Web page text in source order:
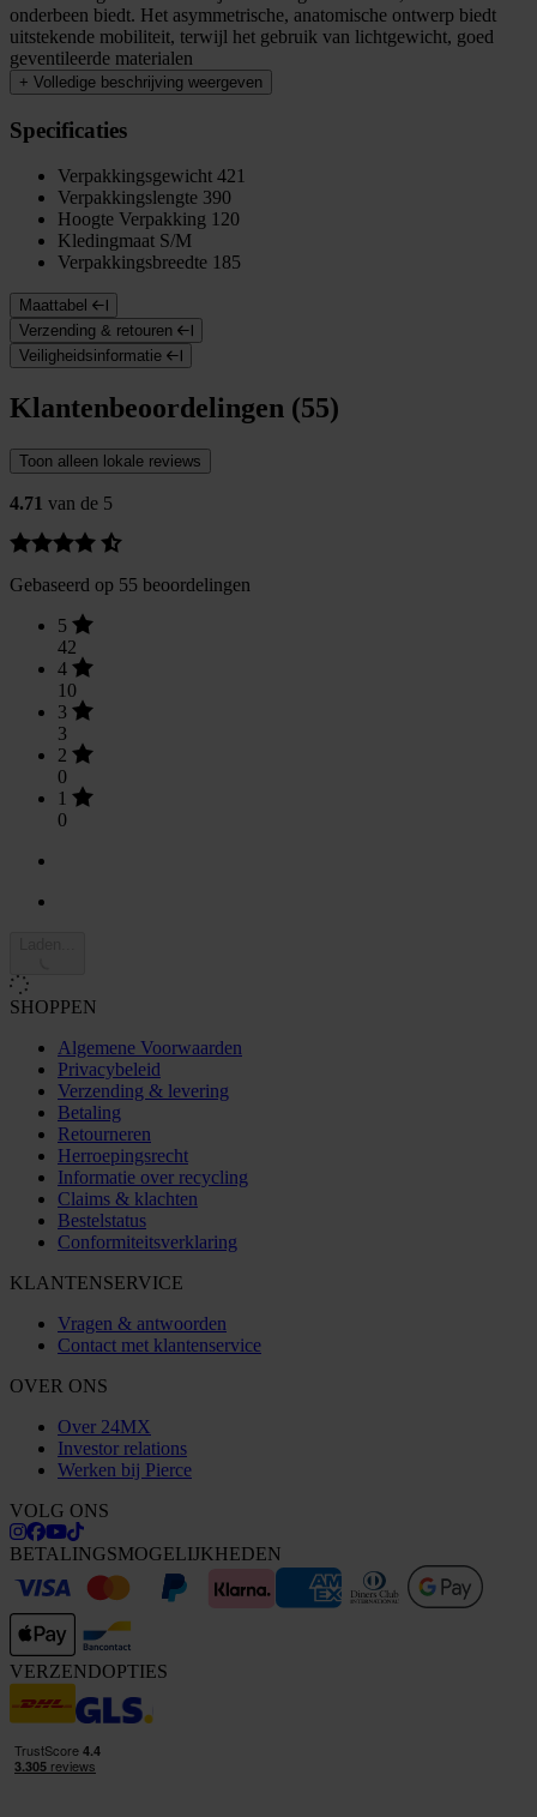
onderbeen biedt. Het asymmetrische, anatomische ontwerp biedt
uitstekende mobiliteit, terwijl het gebruik van lichtgewicht, goed
geventileerde materialen
+ Volledige beschrijving weergeven
Specificaties
Verpakkingsgewicht 421
Verpakkingslengte 390
Hoogte Verpakking 120
Kledingmaat S/M
Verpakkingsbreedte 185
Maattabel
Verzending & retouren
Veiligheidsinformatie
Klantenbeoordelingen (55)
Toon alleen lokale reviews
4.71 van de 5
Gebaseerd op 55 beoordelingen
5
42
4
10
3
3
2
0
1
0
SHOPPEN
Algemene Voorwaarden
Privacybeleid
Verzending & levering
Betaling
Retourneren
Herroepingsrecht
Informatie over recycling
Claims & klachten
Bestelstatus
Conformiteitsverklaring
KLANTENSERVICE
Vragen & antwoorden
Contact met klantenservice
OVER ONS
Over 24MX
Investor relations
Werken bij Pierce
VOLG ONS
BETALINGSMOGELIJKHEDEN
VERZENDOPTIES